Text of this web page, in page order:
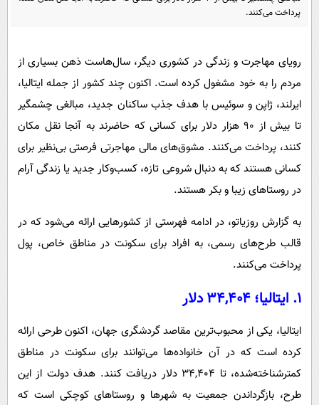
سرگرمی
گوناگون
حوادث
محیط زیست
فرهنگی
اجتماعی
حیات وحش
پیامک
دانلود
پرداخت می‌کنند.
رویای مهاجرت و زندگی در کشوری دیگر، سال‌هاست ذهن بسیاری از
مردم را به خود مشغول کرده است. اکنون چند کشور از جمله ایتالیا،
ایرلند، ژاپن و سوئیس با هدف جذب ساکنان جدید، مبالغی چشمگیر
تا بیش از ۹۰ هزار دلار برای کسانی که حاضرند به آنجا نقل مکان
کنند، پرداخت می‌کنند. مشوق‌های مالی مهاجرتی فرصتی بی‌نظیر برای
کسانی هستند که به دنبال شروعی تازه، کسب‌وکار جدید یا زندگی آرام
در روستاهای زیبا و بکر هستند.
به گزارش روزیاتو، در ادامه فهرستی از کشورهایی ارائه می‌شود که در
قالب طرح‌های رسمی، به افراد برای سکونت در مناطق خاص، پول
پرداخت می‌کنند.
۱. ایتالیا؛ ۳۴,۴۰۴ دلار
ایتالیا، یکی از محبوب‌ترین مقاصد گردشگری جهان، اکنون طرحی ارائه
کرده است که در آن خانواده‌ها می‌توانند برای سکونت در مناطق
کمترشناخته‌شده، تا ۳۴,۴۰۴ دلار دریافت کنند. هدف دولت از این
طرح، بازگرداندن جمعیت به شهرها و روستاهای کوچکی است که